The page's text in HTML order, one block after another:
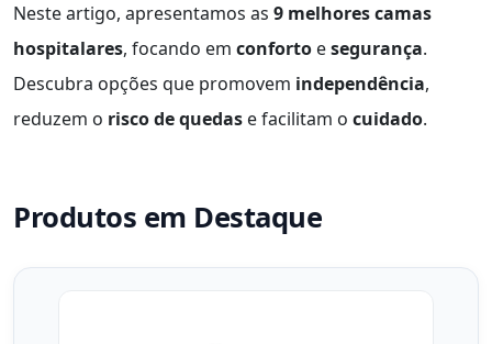
Neste artigo, apresentamos as 9 melhores camas
hospitalares, focando em conforto esegurança.
Descubra opções que promovem independência,
reduzem o risco de quedas e facilitam o cuidado.
Produtos em Destaque